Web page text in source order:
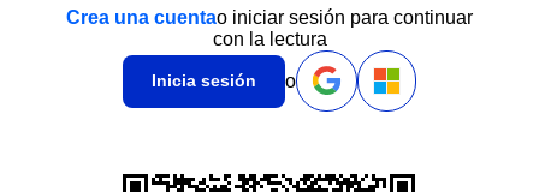
Crea una cuentao iniciar sesión para continuar
con la lectura
Inicia sesión o